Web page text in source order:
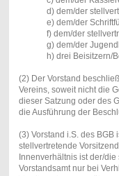
d) dem/der
e) dem/der
f) dem/der
g) dem/der
h) drei Beisitzern/
(2) Der Vorstand
Vereins, soweit nicht die
dieser Satzung oder des
die Ausführung der
(3) Vorstand i.S. des BGB
stellvertretende
Innenverhältnis ist der/
Vorstandsamt nur bei